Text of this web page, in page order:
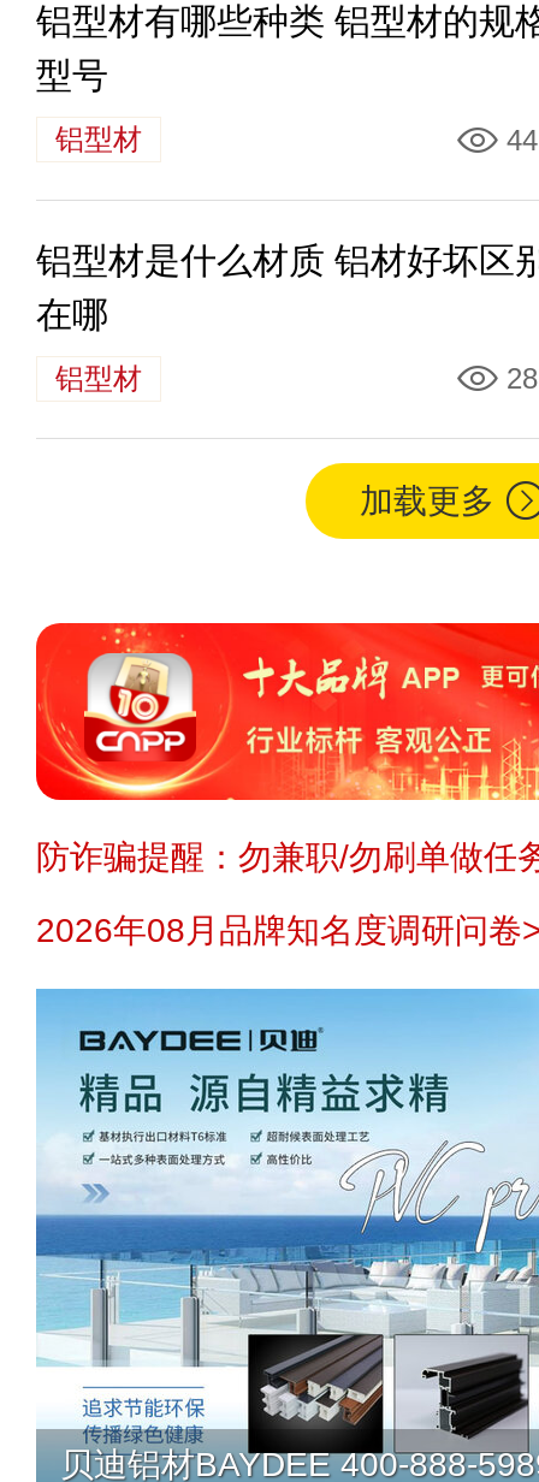
铝型材有哪些种类 铝型材的规
型号
铝型材
铝型材是什么材质 铝材好坏区
在哪
铝型材
加载更多
防诈骗提醒：勿兼职/勿刷单做任
2026年08月品牌知名度调研问卷
贝迪铝材BAYDEE 400-888-